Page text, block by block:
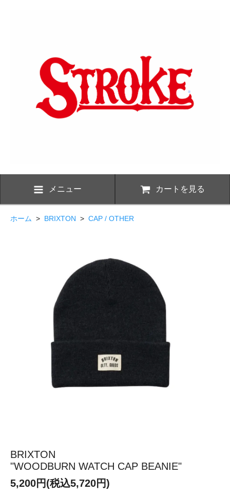
メニュー カートを見る
ホーム > BRIXTON > CAP / OTHER
BRIXTON
"WOODBURN WATCH CAP BEANIE"
5,200円(税込5,720円)